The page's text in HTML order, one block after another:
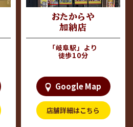
＃貴金属
＃プラチナ
＃ブランド品
＃時計
＃骨董品
＃切手
＃羽島市
＃稲沢市
＃高価買取
おたからや
加納店
「岐阜駅」より
徒歩10分
Google Map
店舗詳細はこちら